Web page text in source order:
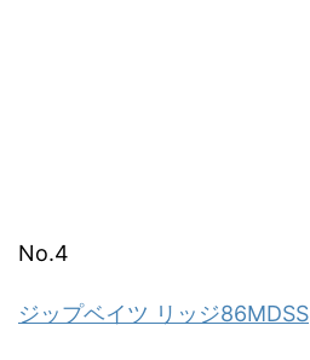
No.4
ジップベイツ リッジ86MDSS